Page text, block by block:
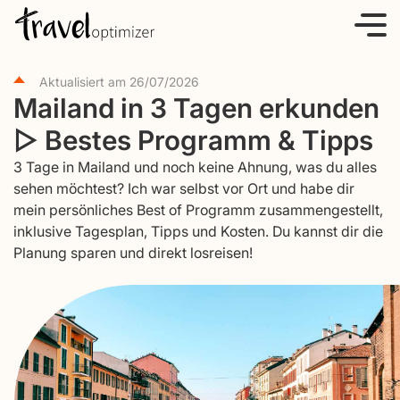
Aktualisiert am 26/07/2026
Mailand in 3 Tagen erkunden
▷ Bestes Programm & Tipps
3 Tage in Mailand und noch keine Ahnung, was du alles
sehen möchtest? Ich war selbst vor Ort und habe dir
mein persönliches Best of Programm zusammengestellt,
inklusive Tagesplan, Tipps und Kosten. Du kannst dir die
Planung sparen und direkt losreisen!